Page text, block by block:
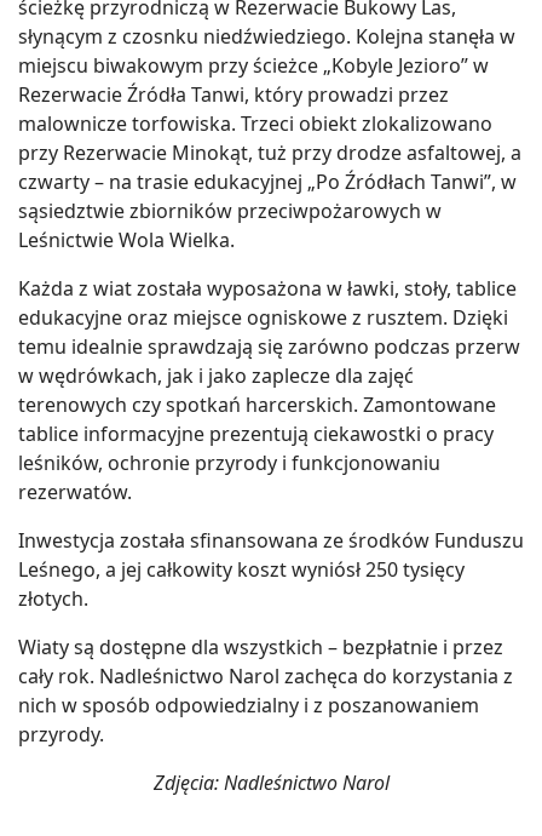
ścieżkę przyrodniczą w Rezerwacie Bukowy Las,
słynącym z czosnku niedźwiedziego. Kolejna stanęła w
miejscu biwakowym przy ścieżce „Kobyle Jezioro” w
Rezerwacie Źródła Tanwi, który prowadzi przez
malownicze torfowiska. Trzeci obiekt zlokalizowano
przy Rezerwacie Minokąt, tuż przy drodze asfaltowej, a
czwarty – na trasie edukacyjnej „Po Źródłach Tanwi”, w
sąsiedztwie zbiorników przeciwpożarowych w
Leśnictwie Wola Wielka.
Każda z wiat została wyposażona w ławki, stoły, tablice
edukacyjne oraz miejsce ogniskowe z rusztem. Dzięki
temu idealnie sprawdzają się zarówno podczas przerw
w wędrówkach, jak i jako zaplecze dla zajęć
terenowych czy spotkań harcerskich. Zamontowane
tablice informacyjne prezentują ciekawostki o pracy
leśników, ochronie przyrody i funkcjonowaniu
rezerwatów.
Inwestycja została sfinansowana ze środków Funduszu
Leśnego, a jej całkowity koszt wyniósł 250 tysięcy
złotych.
Wiaty są dostępne dla wszystkich – bezpłatnie i przez
cały rok. Nadleśnictwo Narol zachęca do korzystania z
nich w sposób odpowiedzialny i z poszanowaniem
przyrody.
Zdjęcia: Nadleśnictwo Narol